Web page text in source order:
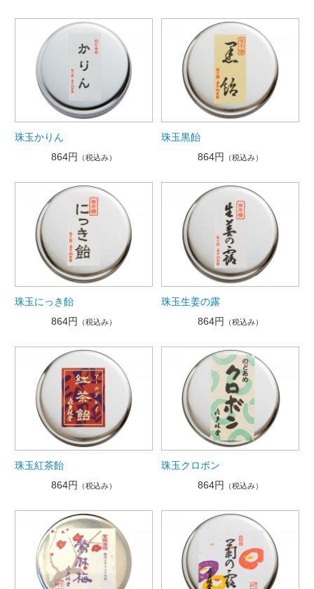
珠玉かりん
864円
（税込み）
珠玉黒飴
864円
（税込み）
珠玉にっき飴
864円 （税込み）
珠玉生姜の露
864円
（税込み）
珠玉紅茶飴
864円
（税込み）
珠玉クロボン
864円
（税込み）